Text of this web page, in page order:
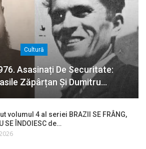
Cultură
Asasinați De Securitate:
Zăpârțan Și Dumitru…
volumul 4 al seriei BRAZII SE FRÂNG,
SE ÎNDOIESC de…